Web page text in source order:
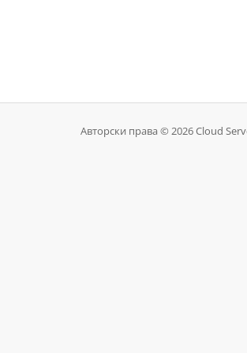
Авторски права © 2026 Cloud